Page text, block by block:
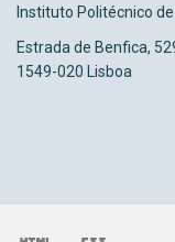
Instituto Politécnico
Estrada de Benfica,
1549-020 Lisboa